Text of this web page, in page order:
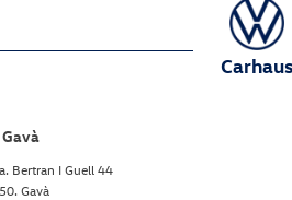
Carhaus
Bertran I Guell 44
Gavà